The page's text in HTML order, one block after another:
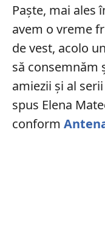
Paşte, mai ales
avem o vreme
de vest, acolo
să consemnăm
amiezii și al
spus Elena
conform